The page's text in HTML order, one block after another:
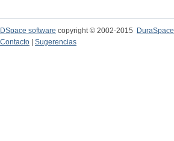
DSpace software copyright © 2002-2015
DuraSpace
Contacto
Sugerencias